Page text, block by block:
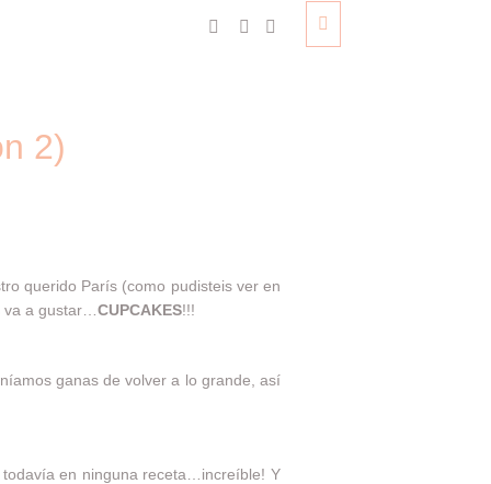
2)
querido París (como pudisteis ver en
a gustar… CUPCAKES!!!
ganas de volver a lo grande, así
en ninguna receta…increíble! Y